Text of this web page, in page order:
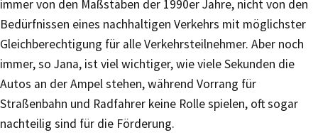
immer von den Maßstäben der 1990er Jahre, nicht von den
Bedürfnissen eines nachhaltigen Verkehrs mit möglichster
Gleichberechtigung für alle Verkehrsteilnehmer. Aber noch
immer, so Jana, ist viel wichtiger, wie viele Sekunden die
Autos an der Ampel stehen, während Vorrang für
Straßenbahn und Radfahrer keine Rolle spielen, oft sogar
nachteilig sind für die Förderung.